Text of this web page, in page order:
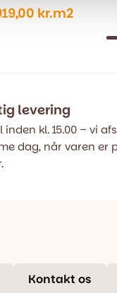
kr.m2
levering
inden kl. 15.00 – vi
dag, når varen er
Kontakt os